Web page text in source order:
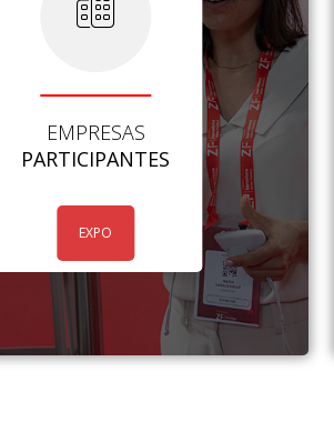
EMPRESAS
PARTICIPANTES
EXPO